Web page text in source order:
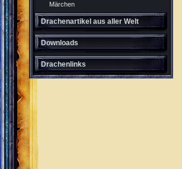
Märchen
Drachenartikel aus aller Welt
Downloads
Drachenlinks